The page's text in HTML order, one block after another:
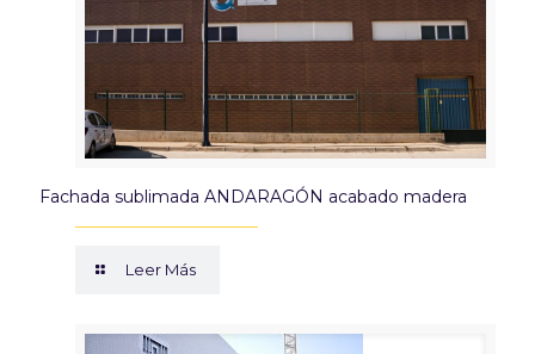
Fachada sublimada ANDARAGÓN acabado madera
Leer Más